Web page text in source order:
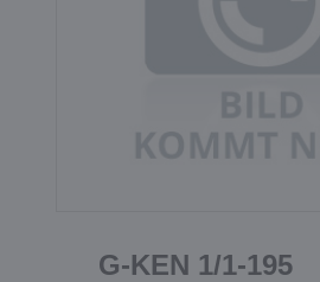
G-KEN 1/1-195